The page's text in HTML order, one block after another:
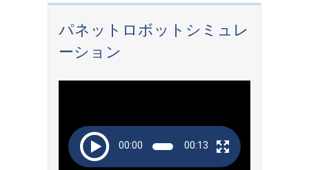
パネットロボットシミュレ
ーション
00:00 00:13